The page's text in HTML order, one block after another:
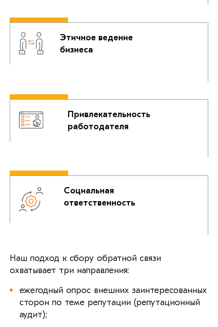
Этичное ведение
бизнеса
Привлекательность
работодателя
Социальная
ответственность
Наш подход к сбору обратной связи
охватывает три направления:
ежегодный опрос внешних заинтересованных
сторон по теме репутации (репутационный
аудит);